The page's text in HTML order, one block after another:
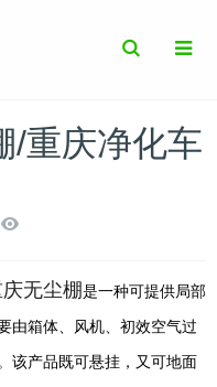
Toggle
Search
/重庆净化车
无尘棚是一种可提供局部
由箱体、风机、初效空气过
该产品既可悬挂，又可地面